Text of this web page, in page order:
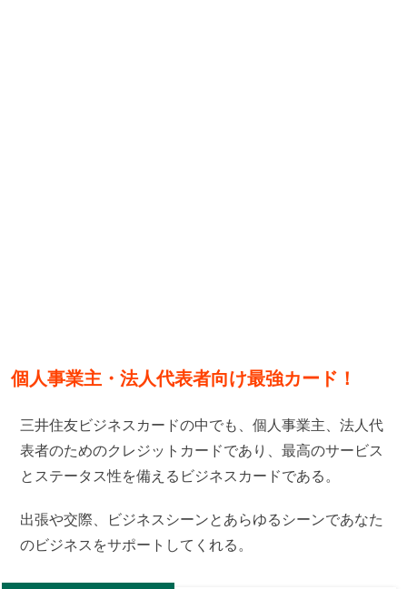
個人事業主・法人代表者向け最強カード！
三井住友ビジネスカードの中でも、個人事業主、法人代
表者のためのクレジットカードであり、最高のサービス
とステータス性を備えるビジネスカードである。
出張や交際、ビジネスシーンとあらゆるシーンであなた
のビジネスをサポートしてくれる。